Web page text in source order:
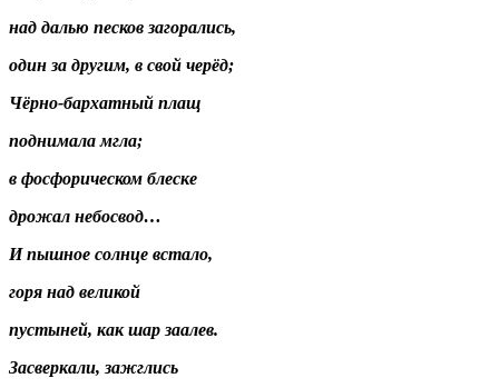
над далью песков загорались,
один за другим, в свой черёд;
Чёрно-бархатный плащ
поднимала мгла;
в фосфорическом блеске
дрожал небосвод…
И пышное солнце встало,
горя над великой
пустыней, как шар заалев.
Засверкали, зажглись